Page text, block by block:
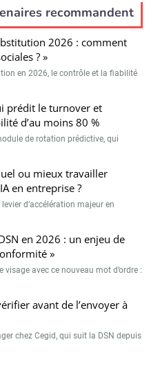
recommandent
2026 : comment
? »
en 2026, le contrôle et la fiabilité
prédit le turnover et
d’au moins 80 %
de rotation prédictive, qui
ou mieux travailler
en entreprise ?
levier d’accélération majeur en
en 2026 : un enjeu de
»
visage avec ce nouveau mot d’ordre :
avant de l’envoyer à
chez Cegid, qui suit la DSN depuis